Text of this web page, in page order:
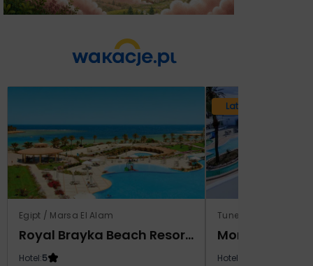
Egipt / Marsa El Alam
Royal Brayka Beach Resort (ex Zee Brayka)
Hotel:5
Lato 2026
Tunezja / Monastir
Hotel: